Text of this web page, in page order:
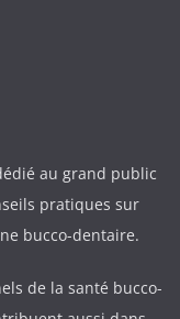
au grand public
pratiques sur
bucco-dentaire.
de la santé bucco-